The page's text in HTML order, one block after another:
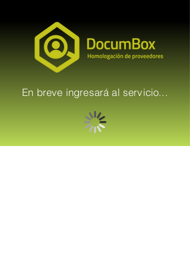
En breve ingresará al servicio...